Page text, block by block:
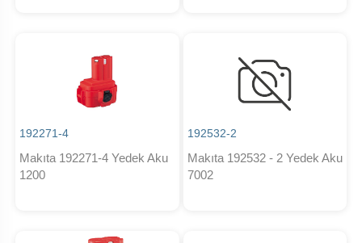
192271-4
Makıta 192271-4 Yedek Aku
1200
192532-2
Makıta 192532 - 2 Yedek Aku
7002